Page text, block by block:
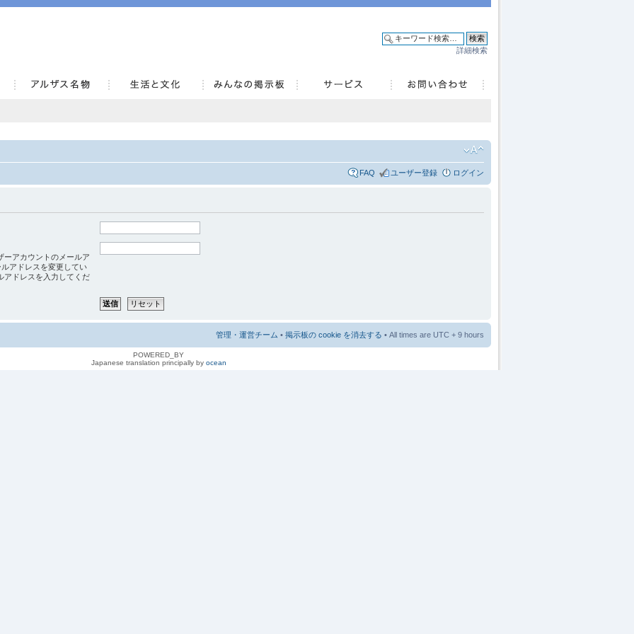
詳細検索
FAQ ユーザー登録 ログイン
ーアカウントのメールア
アドレスを変更してい
アドレスを入力してくだ
管理・運営チーム • 掲示板の cookie を消去する • All times are UTC + 9 hours
POWERED_BY
Japanese translation principally by ocean